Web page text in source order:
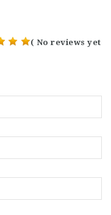
( No reviews yet